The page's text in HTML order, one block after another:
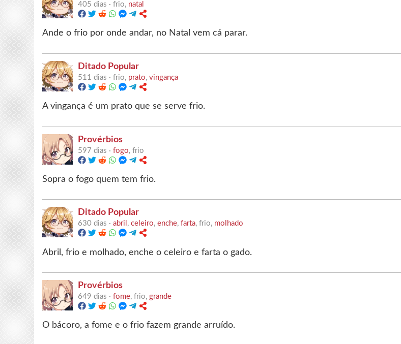
405 dias ·frio, natal
Ande o frio por onde andar, no Natal vem cá parar.
Ditado Popular
511 dias ·frio, prato,vingança
A vingança é um prato que se serve frio.
Provérbios
597 dias ·fogo, frio
Sopra o fogo quem tem frio.
Ditado Popular
630 dias ·abril ,celeiro,enche,farta, frio, molhado
Abril, frio e molhado, enche o celeiro e farta o gado.
Provérbios
649 dias ·fome, frio,grande
O bácoro, a fome e o frio fazem grande arruído.